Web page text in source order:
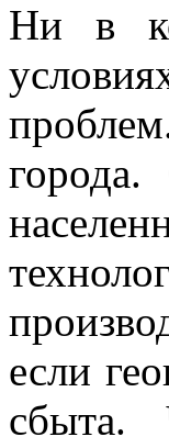
Ни в
если
сбыта.